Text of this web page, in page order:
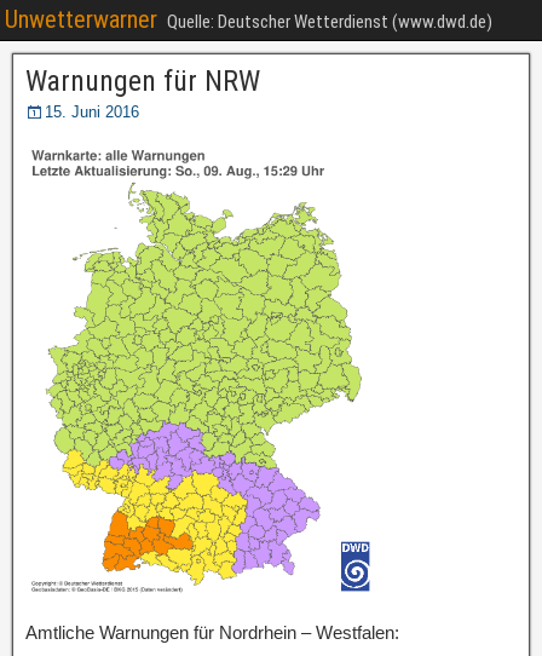
Unwetterwarner Quelle: Deutscher Wetterdienst (www.dwd.de)
Warnungen für NRW
15. Juni 2016
Amtliche Warnungen für Nordrhein – Westfalen: